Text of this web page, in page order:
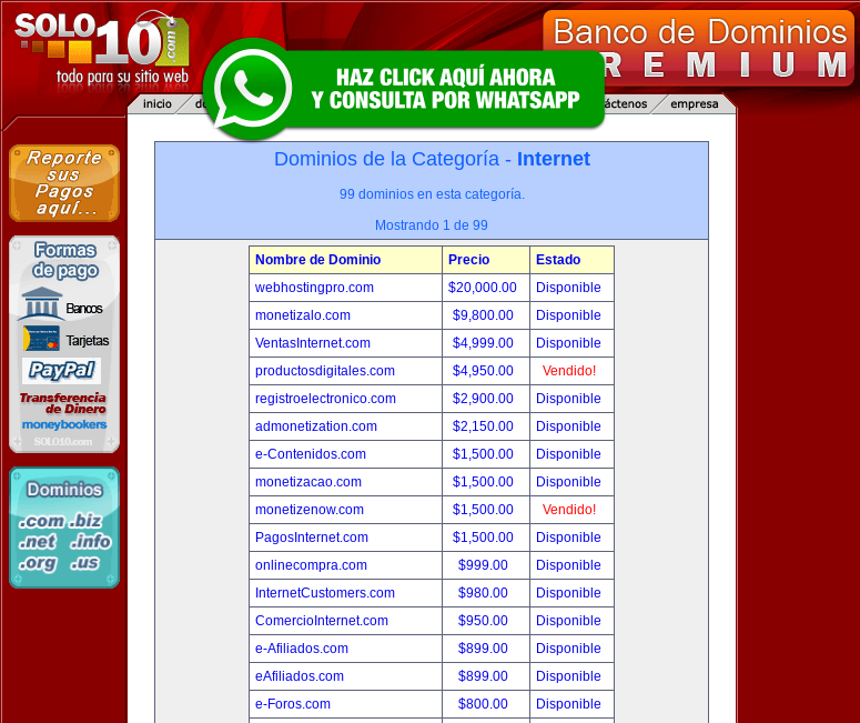
Dominios de la Categoría - Internet
99 dominios en esta categoría.
Mostrando 1 de 99
Nombre de Dominio Precio
Estado
webhostingpro.com
$20,000.00
Disponible
monetizalo.com
$9,800.00
Disponible
VentasInternet.com
$4,999.00
Disponible
productosdigitales.com
$4,950.00
Vendido!
registroelectronico.com
$2,900.00
Disponible
admonetization.com
$2,150.00
Disponible
e-Contenidos.com
$1,500.00
Disponible
monetizacao.com
$1,500.00
Disponible
monetizenow.com
$1,500.00
Vendido!
PagosInternet.com
$1,500.00
Disponible
onlinecompra.com
$999.00
Disponible
InternetCustomers.com
$980.00
Disponible
ComercioInternet.com
$950.00
Disponible
e-Afiliados.com
$899.00
Disponible
eAfiliados.com
$899.00
Disponible
e-Foros.com
$800.00
Disponible